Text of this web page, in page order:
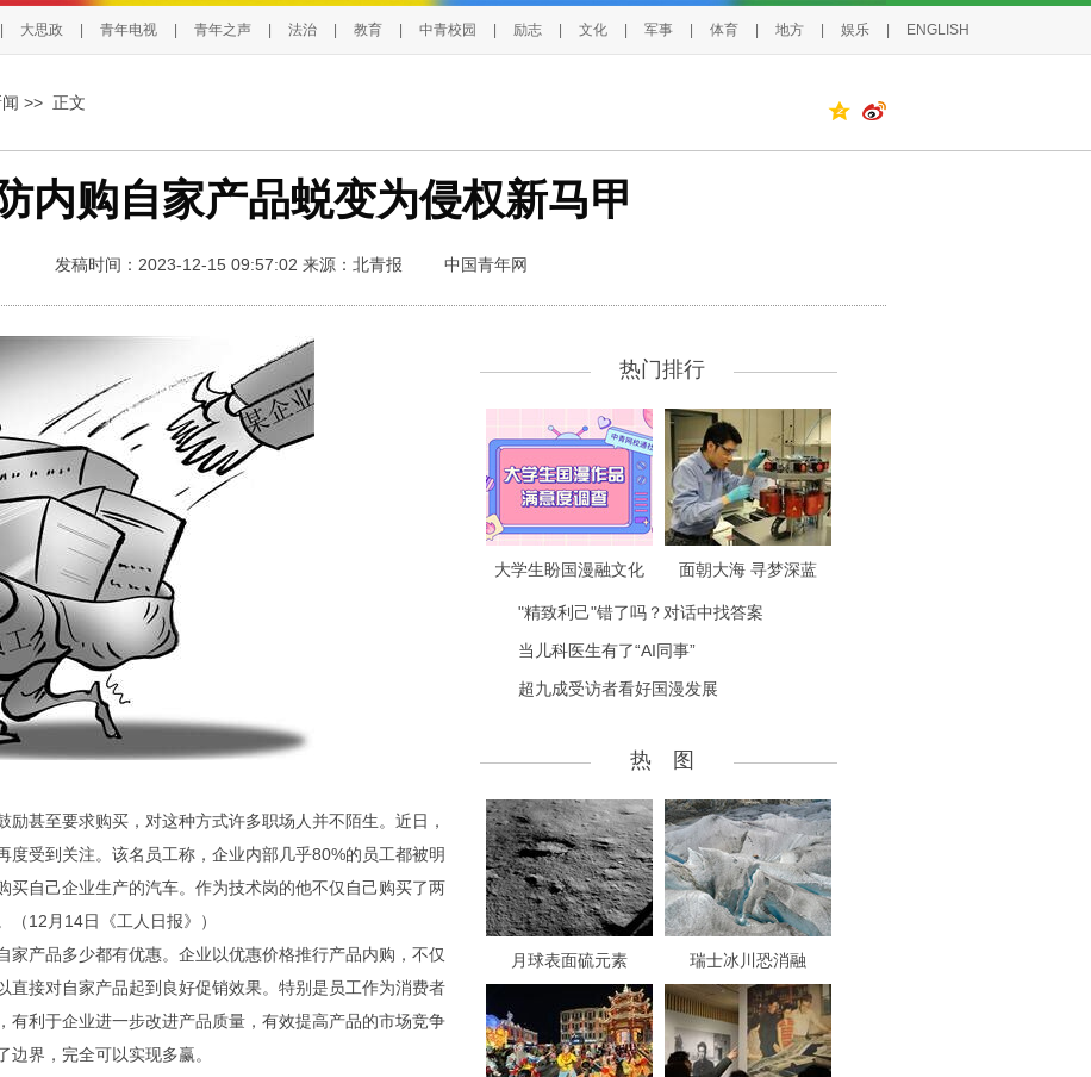
大思政 青年电视 青年之声 法治 教育 中青校园 励志 文化 军事 体育 地方 娱乐 ENGLISH
>> 正文
内购自家产品蜕变为侵权新马甲
发稿时间：2023-12-15 09:57:02 来源：北青报 中国青年网
甚至要求购买，对这种方式许多职场人并不陌生。近日，
度受到关注。该名员工称，企业内部几乎80%的员工都被明
买自己企业生产的汽车。作为技术岗的他不仅自己购买了两
12月14日《工人日报》）
产品多少都有优惠。企业以优惠价格推行产品内购，不仅
直接对自家产品起到良好促销效果。特别是员工作为消费者
有利于企业进一步改进产品质量，有效提高产品的市场竞争
界，完全可以实现多赢。
热门排行
大学生盼国漫融文化 面朝大海 寻梦深蓝
"精致利己"错了吗？对话中找答案
当儿科医生有了“AI同事”
超九成受访者看好国漫发展
热 图
月球表面硫元素 瑞士冰川恐消融